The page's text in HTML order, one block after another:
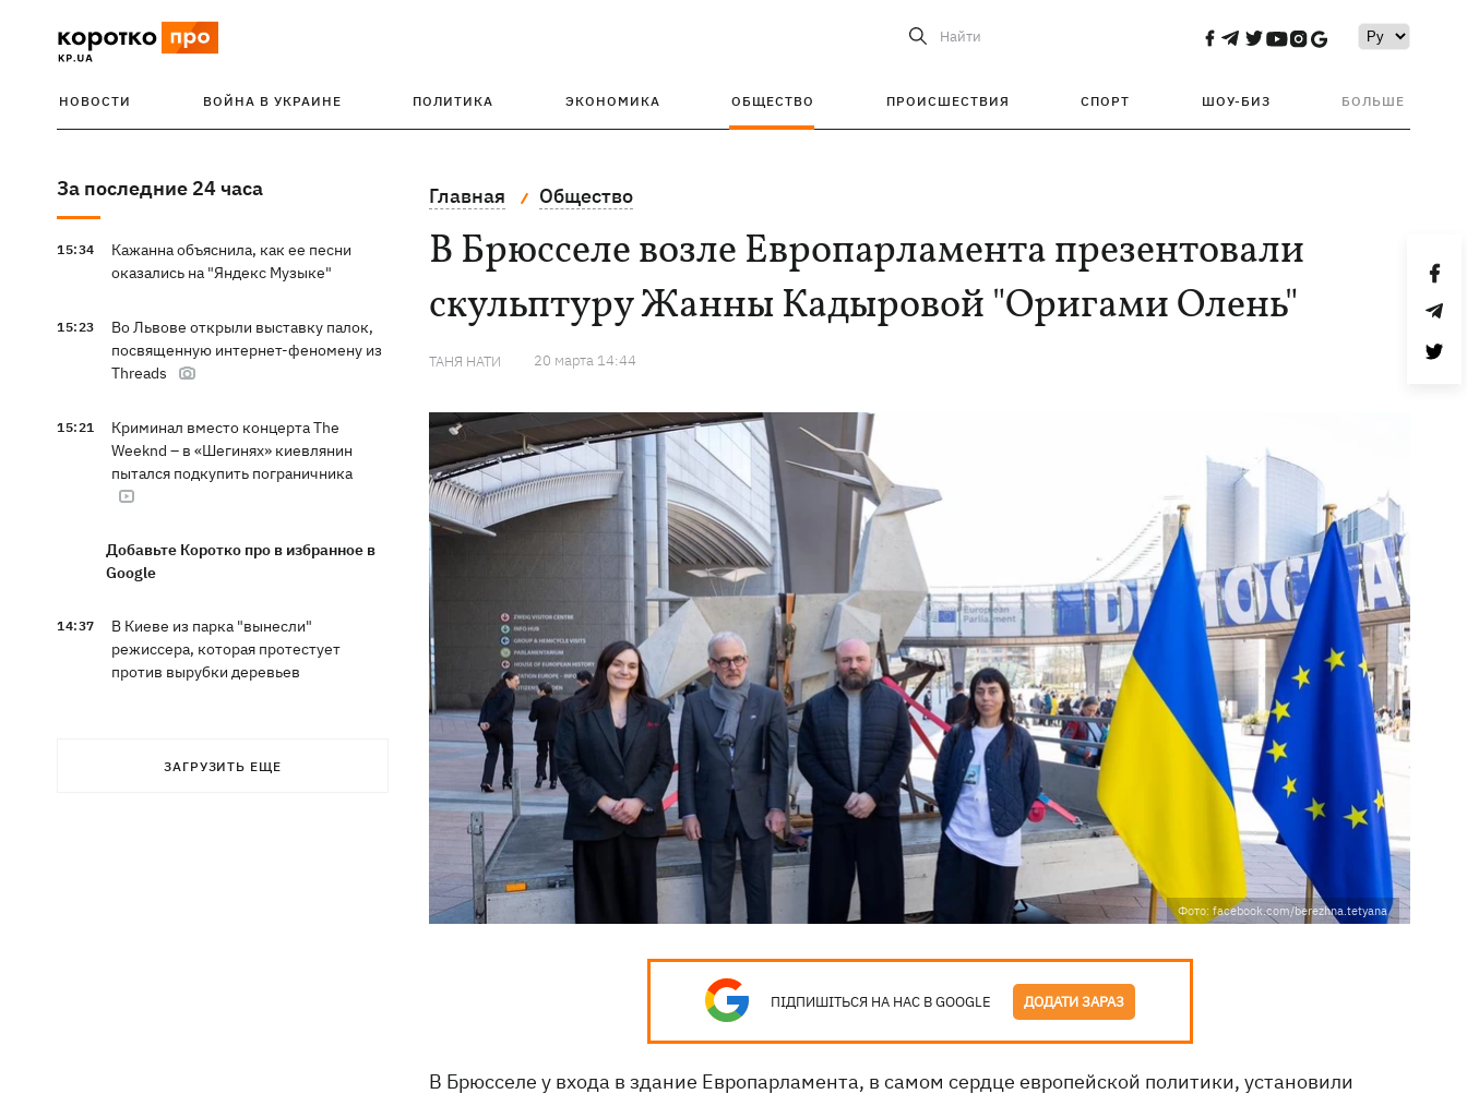
Найти
НОВОСТИ ВОЙНА В УКРАИНЕ ПОЛИТИКА ЭКОНОМИКА ОБЩЕСТВО ПРОИСШЕСТВИЯ СПОРТ ШОУ-БИЗ БОЛЬШЕ
За последние 24 часа
15:34
Кажанна объяснила, как ее песни
оказались на "Яндекс Музыке"
15:23
Во Львове открыли выставку палок,
посвященную интернет-феномену из
Threads
15:21
Криминал вместо концерта The
Weeknd – в «Шегинях» киевлянин
пытался подкупить пограничника
Добавьте Коротко про в избранное в
Google
14:37
В Киеве из парка "вынесли"
режиссера, которая протестует
против вырубки деревьев
солдат» Палиса
ЗАГРУЗИТЬ ЕЩЕ
Главная Общество
В Брюсселе возле Европарламента презентовали
скульптуру Жанны Кадыровой "Оригами Олень"
ТАНЯ НАТИ 20 марта 14:44
Фото: facebook.com/berezhna.tetyana
ПІДПИШІТЬСЯ НА НАС В GOOGLE ДОДАТИ ЗАРАЗ
В Брюсселе у входа в здание Европарламента, в самом сердце европейской политики, установили ​​